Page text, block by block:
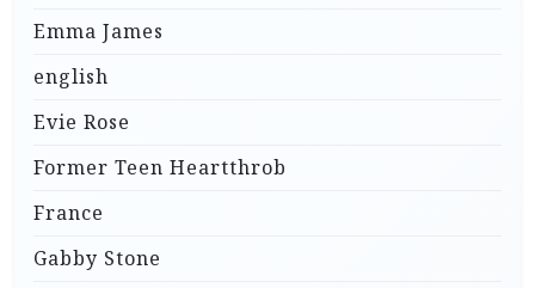
Emma James
english
Evie Rose
Former Teen Heartthrob
France
Gabby Stone